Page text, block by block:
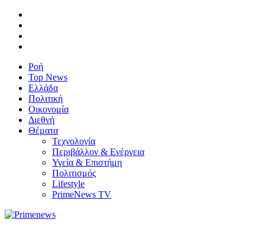
Ροή
Top News
Ελλάδα
Πολιτική
Οικονομία
Διεθνή
Θέματα
Τεχνολογία
Περιβάλλον & Ενέργεια
Υγεία & Επιστήμη
Πολιτισμός
Lifestyle
PrimeNews TV